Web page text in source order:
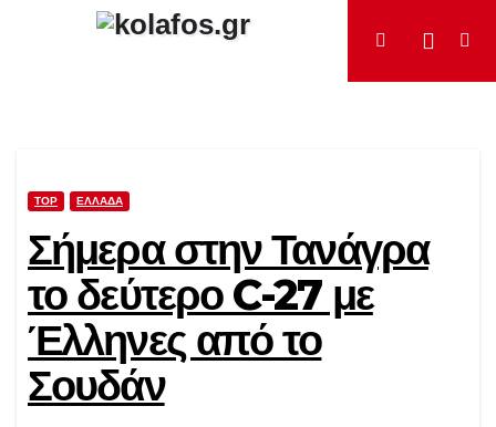
TOP ΕΛΛΆΔΑ
Σήμερα στην Τανάγρα
το δεύτερο C-27 με
Έλληνες από το
Σουδάν